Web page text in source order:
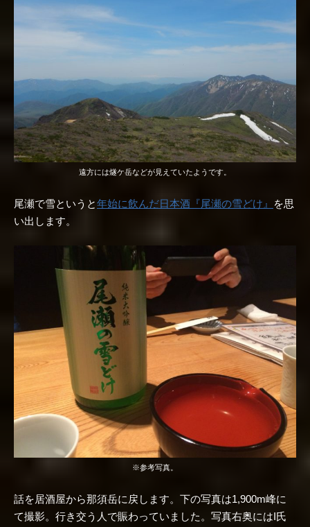
遠方には燧ケ岳などが見えていたようです。
尾瀬で雪というと年始に飲んだ日本酒『尾瀬の雪どけ』
を思
い出します。
※参考写真。
話を居酒屋から那須岳に戻します。下の写真は1,900m峰に
て撮影。行き交う人で賑わっていました。写真右奥にはI氏